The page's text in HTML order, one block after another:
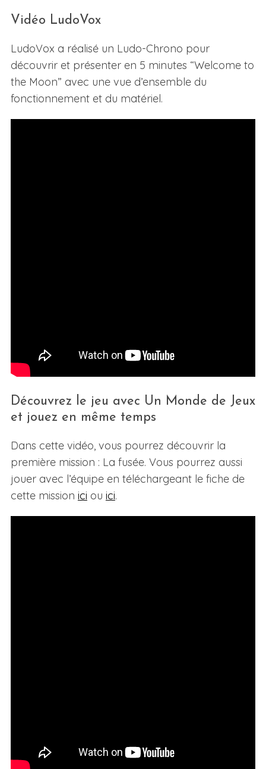
Vidéo LudoVox
LudoVox a réalisé un Ludo-Chrono pour
découvrir et présenter en 5 minutes “Welcome to
the Moon” avec une vue d’ensemble du
fonctionnement et du matériel.
Découvrez le jeu avec Un Monde de Jeux
et jouez en même temps
Dans cette vidéo, vous pourrez découvrir la
première mission : La fusée. Vous pourrez aussi
jouer avec l’équipe en téléchargeant le fiche de
cette mission ici ou ici.